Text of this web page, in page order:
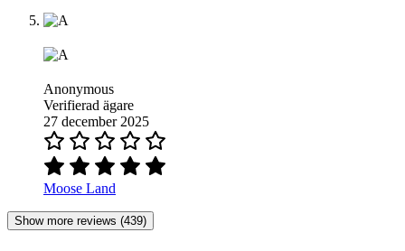
Anonymous
Verifierad ägare
27 december 2025
Moose Land
Show more reviews (439)